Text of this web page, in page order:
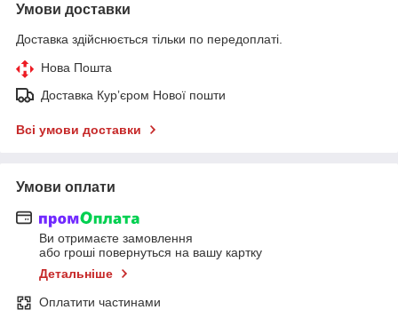
Умови доставки
Доставка здійснюється тільки по передоплаті.
Нова Пошта
Доставка Курʼєром Нової пошти
Всі умови доставки
Умови оплати
Ви отримаєте замовлення
або гроші повернуться на вашу картку
Детальніше
Оплатити частинами